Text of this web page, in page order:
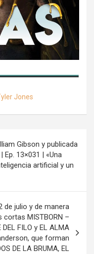
Jones
Gibson y publicada
13×031 | «Una
artificial y un
de julio y de manera
MISTBORN –
DEL FILO y EL ALMA
que forman
DE LA BRUMA, EL